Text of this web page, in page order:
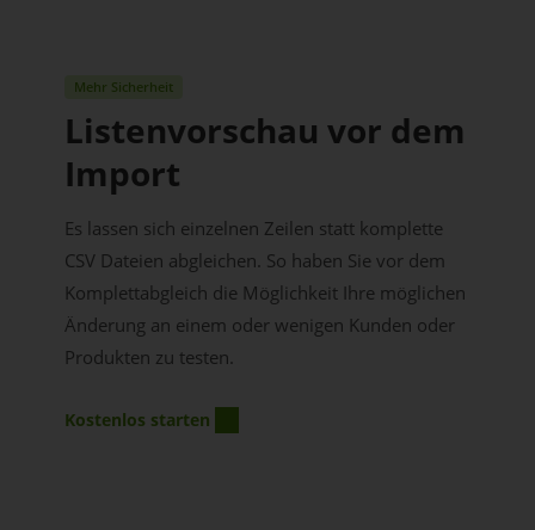
Mehr Sicherheit
Listenvorschau vor dem
Import
Es lassen sich einzelnen Zeilen statt komplette
CSV Dateien abgleichen. So haben Sie vor dem
Komplettabgleich die Möglichkeit Ihre möglichen
Änderung an einem oder wenigen Kunden oder
Produkten zu testen.
Kostenlos starten